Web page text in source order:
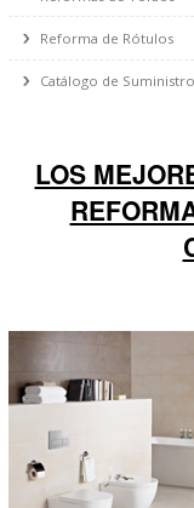
Reforma de
Reforma de Aire
Reformas de
Reforma de
LOS